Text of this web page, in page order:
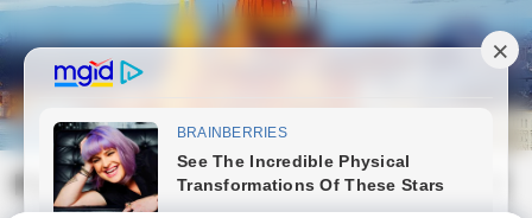
Skip
to
content
Magyarvilag.com
Open
Search